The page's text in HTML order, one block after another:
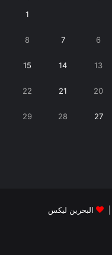
1
6
7
8
13
14
15
20
21
22
27
28
29
البحرين ليكس